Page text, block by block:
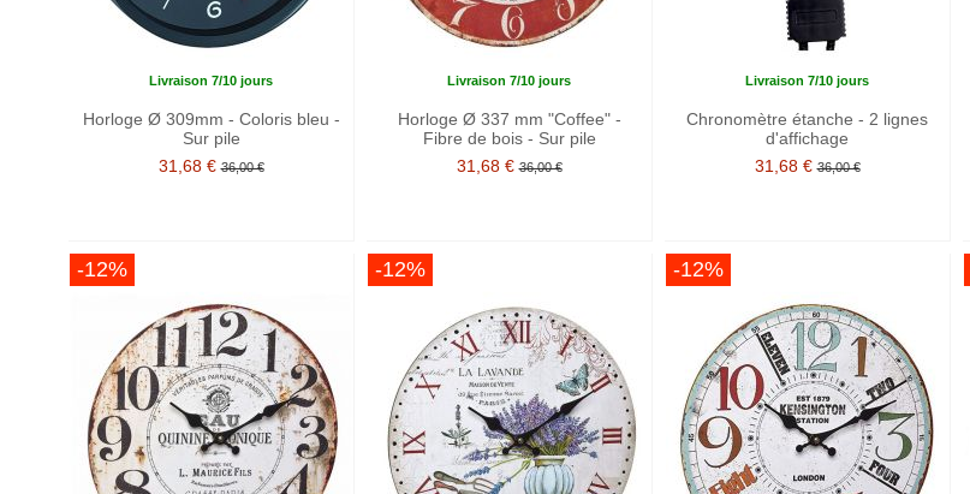
Livraison 7/10 jours
Horloge Ø 309mm - Coloris bleu -
Sur pile
31,68 € 36,00 €
Livraison 7/10 jours
Horloge Ø 337 mm "Coffee" -
Fibre de bois - Sur pile
31,68 € 36,00 €
Livraison 7/10 jours
Chronomètre étanche - 2 lignes
d'affichage
31,68 € 36,00 €
-12% -12% -12%